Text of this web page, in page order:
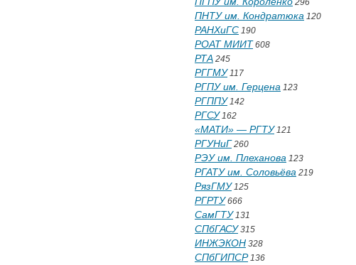
296
ПНТУ им. Кондратюка 120
РАНХиГС 190
РОАТ МИИТ 608
РТА 245
РГГМУ117
РГПУ им. Герцена 123
РГППУ142
РГСУ162
«МАТИ» — РГТУ121
РГУНиГ 260
РЭУ им. Плеханова 123
РГАТУ им. Соловьёва 219
РязГМУ125
РГРТУ666
СамГТУ131
СПбГАСУ315
ИНЖЭКОН 328
СПбГИПСР136